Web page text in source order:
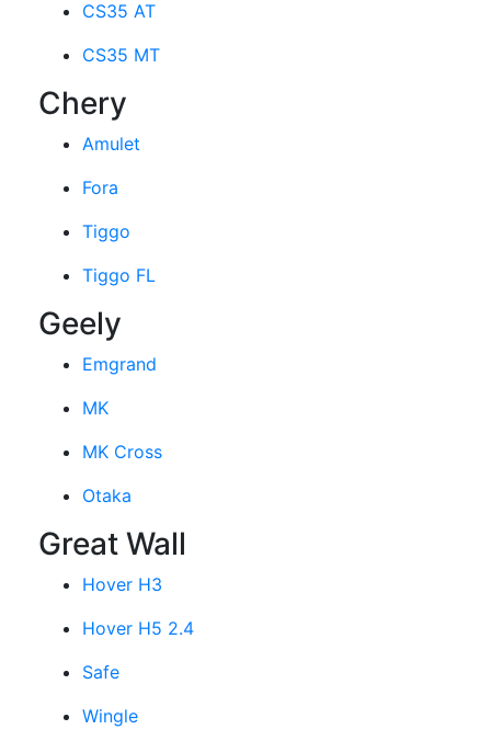
CS35 AT
CS35 MT
Chery
Amulet
Fora
Tiggo
Tiggo FL
Geely
Emgrand
MK
MK Cross
Otaka
Great Wall
Hover H3
Hover H5 2.4
Safe
Wingle